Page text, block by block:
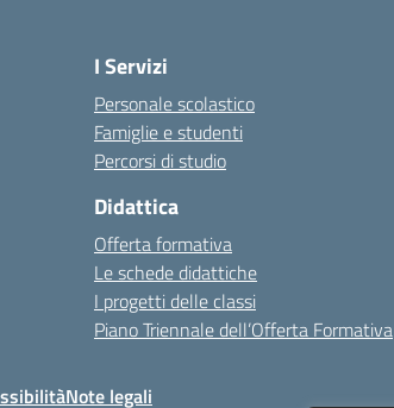
I Servizi
Personale scolastico
Famiglie e studenti
Percorsi di studio
Didattica
Offerta formativa
Le schede didattiche
I progetti delle classi
Piano Triennale dell’Offerta Formativa
Note legali